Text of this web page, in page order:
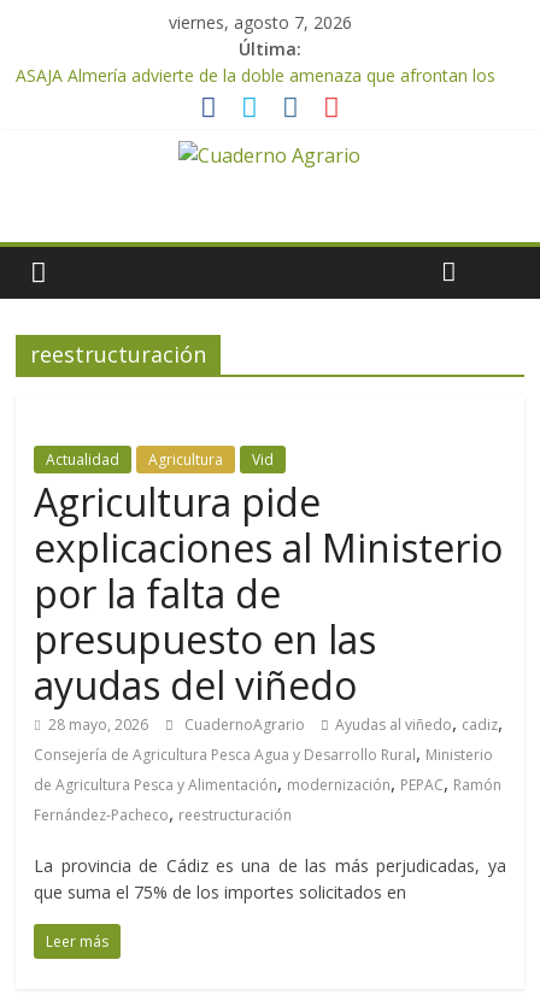
viernes, agosto 7, 2026
Última:
ASAJA Almería advierte de la doble amenaza que afrontan los
cítricos: la clorosis y la caída de los precios
confirman una cosecha desigual marcada por las inclemencias
remanentes disponibles
VÍDEO: Promoción y difusión de los valores de los alimentos de
Cooperativas Agro-alimentarias de Andalucía celebra la
activación del mecanismo de regulación de oferta de aceite de
reestructuración
Actualidad Agricultura Vid
Agricultura pide
explicaciones al Ministerio
por la falta de
presupuesto en las
ayudas del viñedo
28 mayo, 2026 CuadernoAgrario Ayudas al viñedo, cadiz,
Consejería de Agricultura Pesca Agua y Desarrollo Rural, Ministerio
de Agricultura Pesca y Alimentación, modernización, PEPAC, Ramón
Fernández-Pacheco, reestructuración
La provincia de Cádiz es una de las más perjudicadas, ya
que suma el 75% de los importes solicitados en
Leer más